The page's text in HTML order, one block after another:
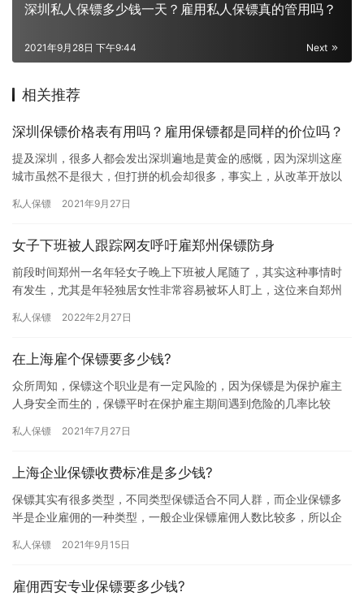
深圳私人保镖多少钱一天？雇用私人保镖真的管用吗？
Next
2021年9月28日 下午9:44
相关推荐
深圳保镖价格表有用吗？雇用保镖都是同样的价位吗？
提及深圳，很多人都会发出深圳遍地是黄金的感慨，因为深圳这座
城市虽然不是很大，但打拼的机会却很多，事实上，从改革开放以
周知的…
私人保镖 2021年9月27日
女子下班被人跟踪网友呼吁雇郑州保镖防身
前段时间郑州一名年轻女子晚上下班被人尾随了，其实这种事情时
有发生，尤其是年轻独居女性非常容易被坏人盯上，这位来自郑州
身边更…
私人保镖 2022年2月27日
在上海雇个保镖要多少钱?
众所周知，保镖这个职业是有一定风险的，因为保镖是为保护雇主
人身安全而生的，保镖平时在保护雇主期间遇到危险的几率比较
上海…
私人保镖 2021年7月27日
上海企业保镖收费标准是多少钱?
保镖其实有很多类型，不同类型保镖适合不同人群，而企业保镖多
半是企业雇佣的一种类型，一般企业保镖雇佣人数比较多，所以企
少钱?…
私人保镖 2021年9月15日
雇佣西安专业保镖要多少钱?